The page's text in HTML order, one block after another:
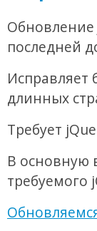
Обновление
последней
Исправляет
длинных
Требует
В основную
требуемого